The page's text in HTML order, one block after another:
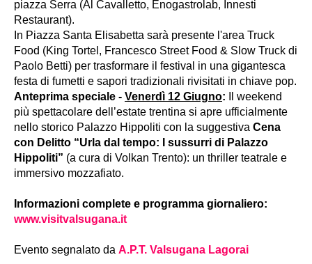
piazza Serra (Al Cavalletto, Enogastrolab, Innesti
Restaurant).
In Piazza Santa Elisabetta sarà presente l'area Truck
Food (King Tortel, Francesco Street Food & Slow Truck di
Paolo Betti) per trasformare il festival in una gigantesca
festa di fumetti e sapori tradizionali rivisitati in chiave pop.
Anteprima speciale - Venerdì 12 Giugno:
Il weekend
più spettacolare dell’estate trentina si apre ufficialmente
nello storico Palazzo Hippoliti con la suggestiva Cena
con Delitto “Urla dal tempo: I sussurri di Palazzo
Hippoliti” (a cura di Volkan Trento): un thriller teatrale e
immersivo mozzafiato.
Informazioni complete e programma giornaliero:
www.visitvalsugana.it
Evento segnalato da A.P.T. Valsugana Lagorai